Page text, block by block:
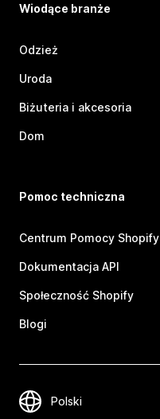
Wiodące branże
Odzież
Uroda
Biżuteria i akcesoria
Dom
Pomoc techniczna
Centrum Pomocy Shopify
Dokumentacja API
Społeczność Shopify
Blogi